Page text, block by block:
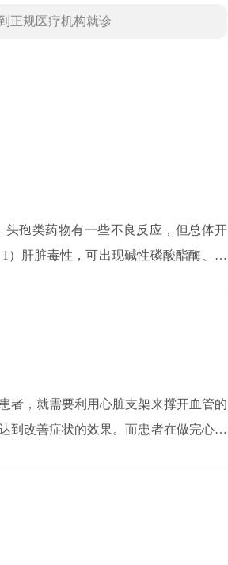
正规医疗机构就诊
孢类药物有一些不良反应，但总体开
）肝脏毒性，可出现碱性磷酸酯酶、氨
，严重者可导致过敏性休克。（4）导
中含有COOH基，则该类头孢对血小板
扰乱维生素K循环，使得机体合成凝血
珠菌感染、伪膜性肠炎等二重感染。
者，就需要利用心脏支架来撑开血管的
到改善症状的效果。而患者在做完心脏